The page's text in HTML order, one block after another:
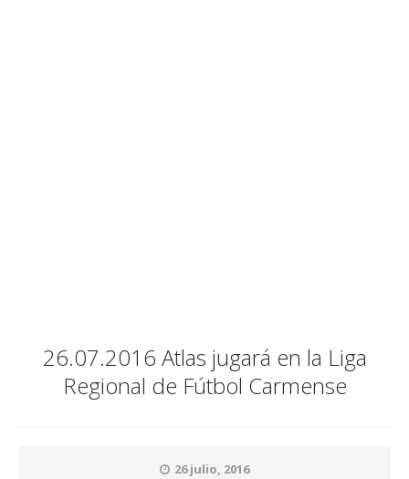
26.07.2016 Atlas jugará en la Liga
Regional de Fútbol Carmense
26 julio, 2016